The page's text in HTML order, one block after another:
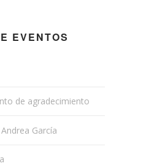
EVENTOS
de agradecimiento
García